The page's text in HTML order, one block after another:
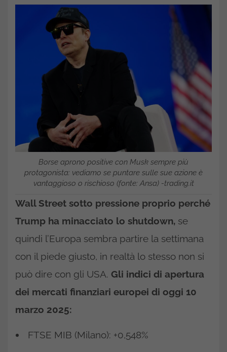
Borse aprono positive con Musk sempre più
protagonista: vediamo se puntare sulle sue azione è
vantaggioso o rischioso (fonte: Ansa) -trading.it
Wall Street sotto pressione proprio perché
Trump ha minacciato lo shutdown, se
quindi l’Europa sembra partire la settimana
con il piede giusto, in realtà lo stesso non si
può dire con gli USA. Gli indici di apertura
dei mercati finanziari europei di oggi 10
marzo 2025:
FTSE MIB (Milano): +0,548%